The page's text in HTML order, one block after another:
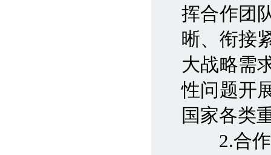
挥合作团
晰、衔接
大战略需
性问题开
国家各类
2.合作